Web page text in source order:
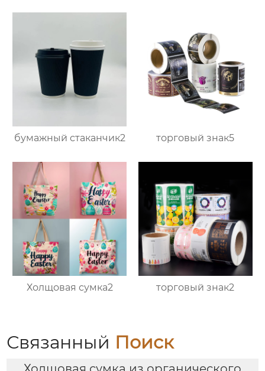
бумажный стаканчик2 торговый знак5
Холщовая сумка2 торговый знак2
Связанный Поиск